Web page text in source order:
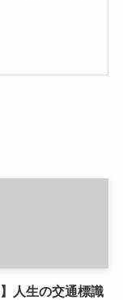
】人生の交通標識